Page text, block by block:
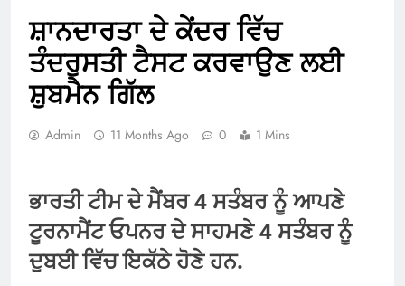
ਸ਼ਾਨਦਾਰਤਾ ਦੇ ਕੇਂਦਰ ਵਿੱਚ
ਤੰਦਰੁਸਤੀ ਟੈਸਟ ਕਰਵਾਉਣ ਲਈ
ਸ਼ੁਬਮੈਨ ਗਿੱਲ
Admin 11 Months Ago 0 1 Mins
ਭਾਰਤੀ ਟੀਮ ਦੇ ਮੈਂਬਰ 4 ਸਤੰਬਰ ਨੂੰ ਆਪਣੇ
ਟੂਰਨਾਮੈਂਟ ਓਪਨਰ ਦੇ ਸਾਹਮਣੇ 4 ਸਤੰਬਰ ਨੂੰ
ਦੁਬਈ ਵਿੱਚ ਇਕੱਠੇ ਹੋਣੇ ਹਨ.